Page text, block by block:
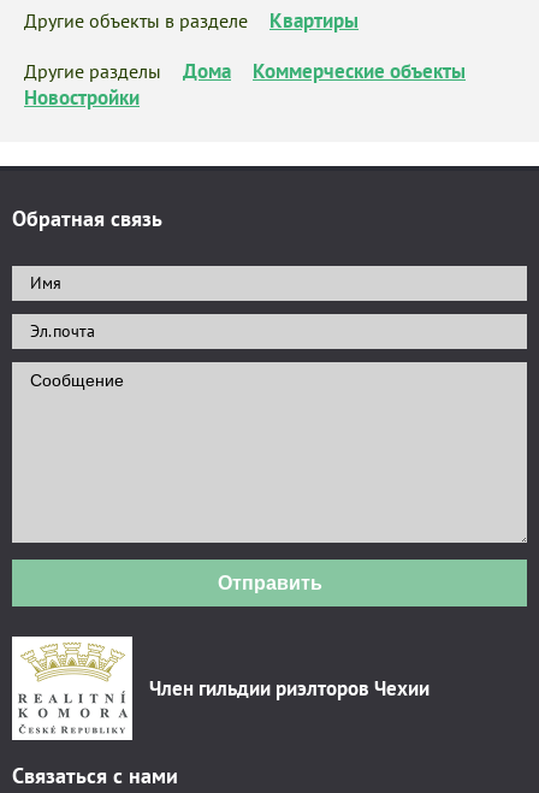
Другие объекты в разделе Квартиры
Другие разделы Дома
Коммерческие объекты
Новостройки
Обратная связь
Отправить
Член гильдии риэлторов Чехии
Связаться с нами